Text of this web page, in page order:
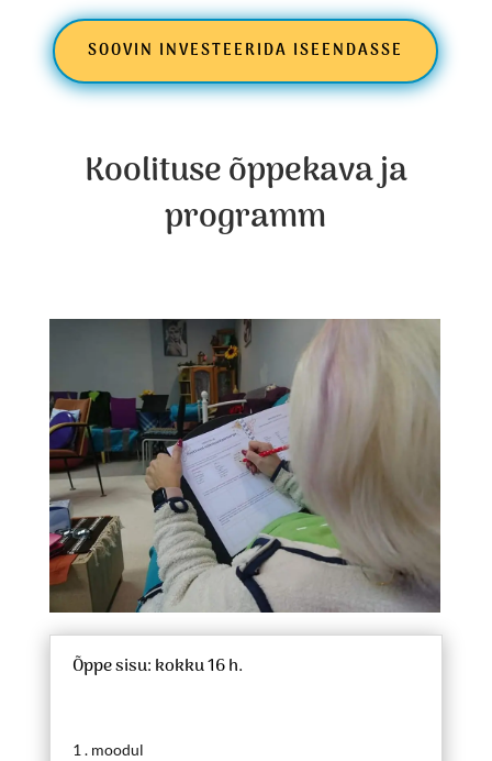
SOOVIN INVESTEERIDA ISEENDASSE
Koolituse õppekava ja
programm
Õppe sisu: kokku 16 h.
1 . moodul